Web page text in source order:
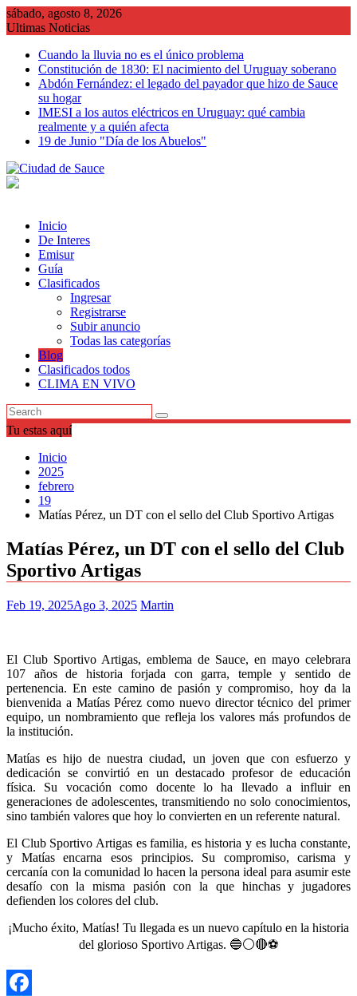
Saltar
al
sábado, agosto 8, 2026
Ultimas Noticias
Cuando la lluvia no es el único problema
Constitución de 1830: El nacimiento del Uruguay soberano
Abdón Fernández: el legado del payador que hizo de Sauce
su hogar
IMESI a los autos eléctricos en Uruguay: qué cambia
realmente y a quién afecta
19 de Junio "Día de los Abuelos"
Inicio
De Interes
Emisur
Guía
Clasificados
Ingresar
Registrarse
Subir anuncio
Todas las categorías
Blog
Clasificados todos
CLIMA EN VIVO
Tu estas aquí
Inicio
2025
febrero
19
Matías Pérez, un DT con el sello del Club Sportivo Artigas
Matías Pérez, un DT con el sello del Club
Sportivo Artigas
Feb 19, 2025Ago 3, 2025 Martin
El Club Sportivo Artigas, emblema de Sauce, en mayo celebrara
107 años de historia forjada con garra, temple y sentido de
pertenencia. En este camino de pasión y compromiso, hoy da la
bienvenida a Matías Pérez como nuevo director técnico del primer
equipo, un nombramiento que refleja los valores más profundos de
la institución.
Matías es hijo de nuestra ciudad, un joven que con esfuerzo y
dedicación se convirtió en un destacado profesor de educación
física. Su vocación como docente lo ha llevado a influir en
generaciones de adolescentes, transmitiendo no solo conocimientos,
sino también valores que hoy lo convierten en un referente natural.
El Club Sportivo Artigas es familia, es historia y es lucha constante,
y Matías encarna esos principios. Su compromiso, carisma y
cercanía con la comunidad lo hacen la persona ideal para asumir este
desafío con la misma pasión con la que hinchas y jugadores
defienden los colores del club.
¡Mucho éxito, Matías! Tu llegada es un nuevo capítulo en la historia
del glorioso Sportivo Artigas. 🔵⚪🔴⚽